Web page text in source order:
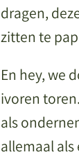
dragen,
zitten te
En hey, we
ivoren
als
allemaal